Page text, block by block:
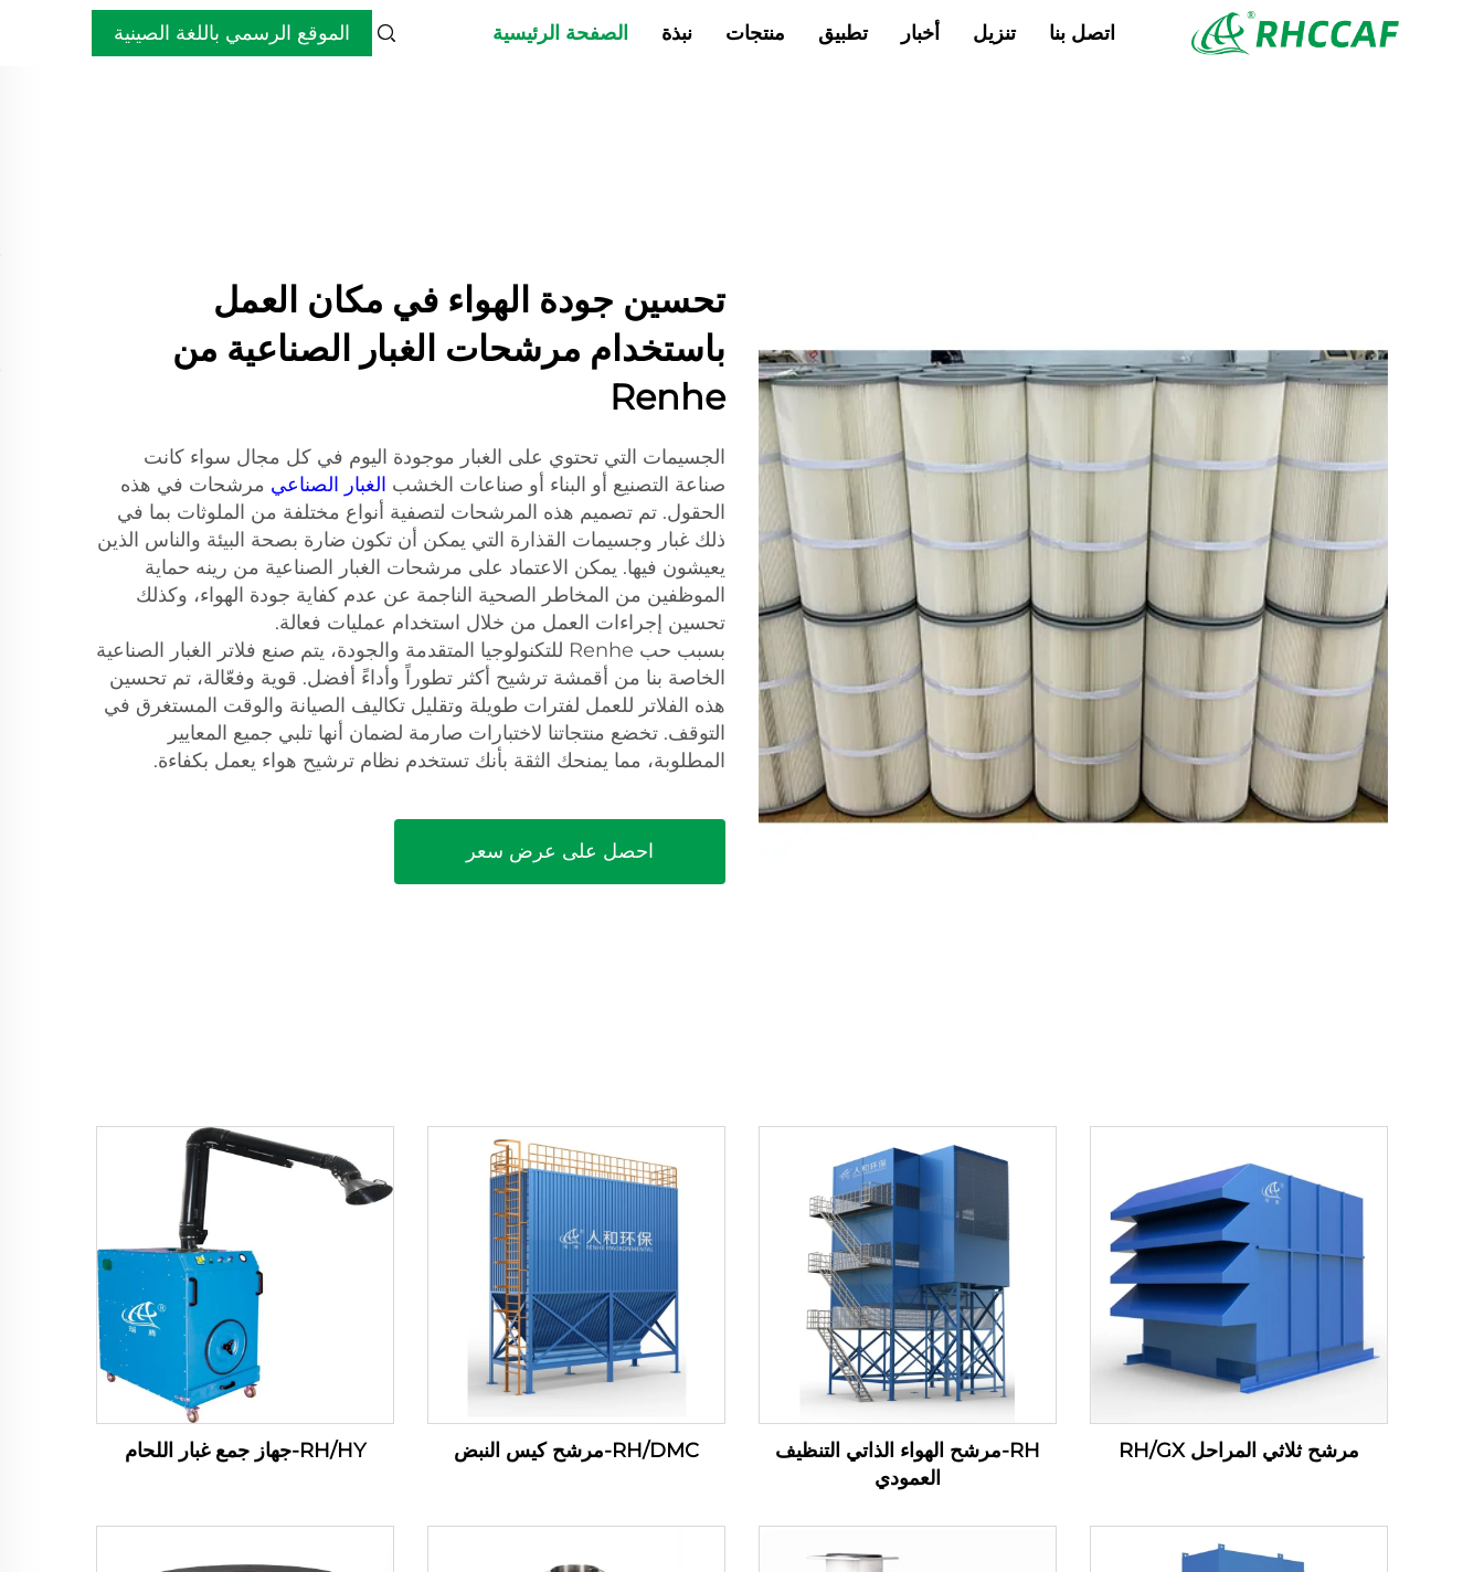
الصفحة الرئيسية نبذة منتجات تطبيق أخبار تنزيل اتصل بنا الموقع الرسمي باللغة الصينية
تحسين جودة الهواء في مكان العمل
باستخدام مرشحات الغبار الصناعية من
Renhe
الجسيمات التي تحتوي على الغبار موجودة اليوم في كل مجال سواء كانت
صناعة التصنيع أو البناء أو صناعات الخشب الغبار الصناعي مرشحات في هذه
الحقول. تم تصميم هذه المرشحات لتصفية أنواع مختلفة من الملوثات بما في
ذلك غبار وجسيمات القذارة التي يمكن أن تكون ضارة بصحة البيئة والناس الذين
يعيشون فيها. يمكن الاعتماد على مرشحات الغبار الصناعية من رينه حماية
الموظفين من المخاطر الصحية الناجمة عن عدم كفاية جودة الهواء، وكذلك
تحسين إجراءات العمل من خلال استخدام عمليات فعالة.
بسبب حب Renhe للتكنولوجيا المتقدمة والجودة، يتم صنع فلاتر الغبار الصناعية
الخاصة بنا من أقمشة ترشيح أكثر تطوراً وأداءً أفضل. قوية وفعّالة، تم تحسين
هذه الفلاتر للعمل لفترات طويلة وتقليل تكاليف الصيانة والوقت المستغرق في
التوقف. تخضع منتجاتنا لاختبارات صارمة لضمان أنها تلبي جميع المعايير
المطلوبة، مما يمنحك الثقة بأنك تستخدم نظام ترشيح هواء يعمل بكفاءة.
احصل على عرض سعر
مرشح ثلاثي المراحل RH/GX
RH-مرشح الهواء الذاتي التنظيف
العمودي
RH/DMC-مرشح كيس النبض RH/HY-جهاز جمع غبار اللحام